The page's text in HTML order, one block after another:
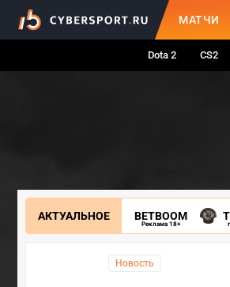
МАТЧИ
Dota 2 CS2
АКТУАЛЬНОЕ BETBOOM
Реклама 18+
Новость